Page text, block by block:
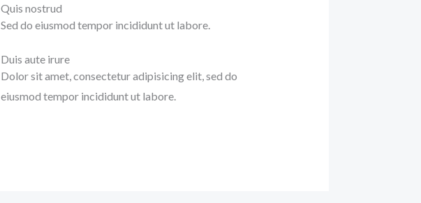
Quis nostrud
Sed do eiusmod tempor incididunt ut labore.
Duis aute irure
Dolor sit amet, consectetur adipisicing elit, sed do
eiusmod tempor incididunt ut labore.